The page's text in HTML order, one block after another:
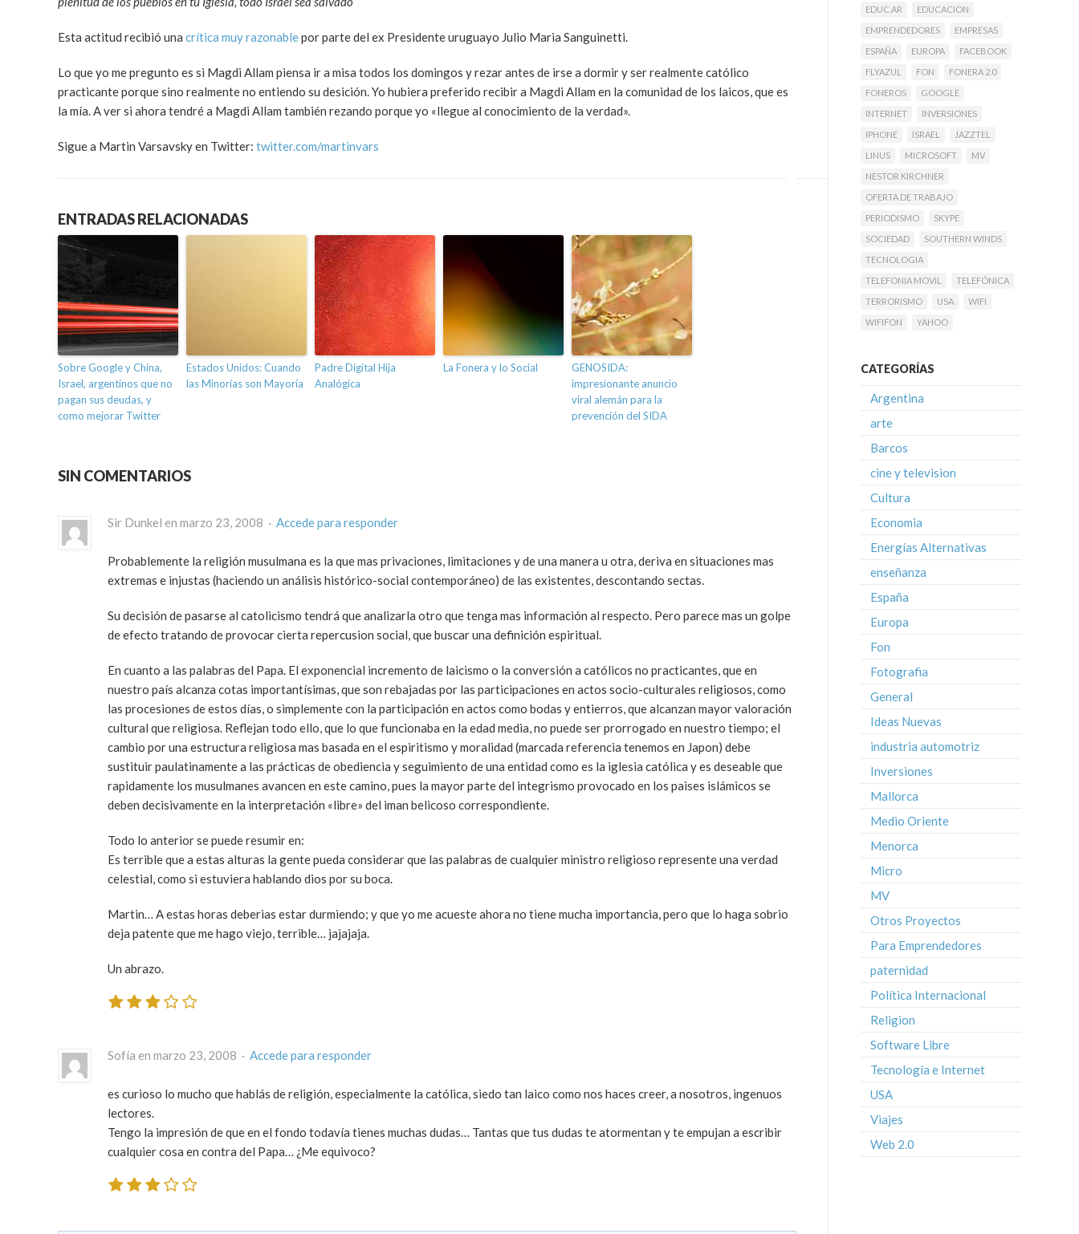
Esta actitud recibió una crítica muy razonablepor parte del ex Presidente uruguayo Julio Maria Sanguinetti.
Lo que yo me pregunto es si Magdi Allam piensa ir a misa todos los domingos y rezar antes de irse a dormir y ser realmente católico
practicante porque sino realmente no entiendo su desición. Yo hubiera preferido recibir a Magdi Allam en la comunidad de los laicos, que es
la mía. A ver si ahora tendré a Magdi Allam también rezando porque yo «llegue al conocimiento de la verdad».
Sigue a Martin Varsavsky en Twitter: twitter.com/martinvars
ENTRADAS RELACIONADAS
Sobre Google y China,
Israel, argentinos que no
pagan sus deudas, y
como mejorar Twitter
Estados Unidos: Cuando
las Minorías son Mayoría
Padre Digital Hija
Analógica
La Fonera y lo Social
GENOSIDA:
impresionante anuncio
viral alemán para la
prevención del SIDA
SIN COMENTARIOS
Sir Dunkel en marzo 23, 2008 · Accede para responder
Probablemente la religión musulmana es la que mas privaciones, limitaciones y de una manera u otra, deriva en situaciones mas
extremas e injustas (haciendo un análisis histórico-social contemporáneo) de las existentes, descontando sectas.
Su decisión de pasarse al catolicismo tendrá que analizarla otro que tenga mas información al respecto. Pero parece mas un golpe
de efecto tratando de provocar cierta repercusion social, que buscar una definición espiritual.
En cuanto a las palabras del Papa. El exponencial incremento de laicismo o la conversión a católicos no practicantes, que en
nuestro país alcanza cotas importantísimas, que son rebajadas por las participaciones en actos socio-culturales religiosos, como
las procesiones de estos días, o simplemente con la participación en actos como bodas y entierros, que alcanzan mayor valoración
cultural que religiosa. Reflejan todo ello, que lo que funcionaba en la edad media, no puede ser prorrogado en nuestro tiempo; el
cambio por una estructura religiosa mas basada en el espiritismo y moralidad (marcada referencia tenemos en Japon) debe
sustituir paulatinamente a las prácticas de obediencia y seguimiento de una entidad como es la iglesia católica y es deseable que
rapidamente los musulmanes avancen en este camino, pues la mayor parte del integrismo provocado en los paises islámicos se
deben decisivamente en la interpretación «libre» del iman belicoso correspondiente.
Todo lo anterior se puede resumir en:
Es terrible que a estas alturas la gente pueda considerar que las palabras de cualquier ministro religioso represente una verdad
celestial, como si estuviera hablando dios por su boca.
Martin… A estas horas deberias estar durmiendo; y que yo me acueste ahora no tiene mucha importancia, pero que lo haga sobrio
deja patente que me hago viejo, terrible… jajajaja.
Un abrazo.
Sofía en marzo 23, 2008 · Accede para responder
es curioso lo mucho que hablás de religión, especialmente la católica, siedo tan laico como nos haces creer, a nosotros, ingenuos
lectores.
Tengo la impresión de que en el fondo todavía tienes muchas dudas… Tantas que tus dudas te atormentan y te empujan a escribir
cualquier cosa en contra del Papa… ¿Me equivoco?
EDUC.AR
EDUCACION
EMPRENDEDORES
EMPRESAS
ESPAÑA
EUROPA
FACEBOOK
FLYAZUL
FON
FONERA 2.0
FONEROS
GOOGLE
INTERNET
INVERSIONES
IPHONE
ISRAEL
JAZZTEL
LINUS
MICROSOFT
MV
NESTOR KIRCHNER
OFERTA DE TRABAJO
PERIODISMO
SKYPE
SOCIEDAD
SOUTHERN WINDS
TECNOLOGIA
TELEFONIA MOVIL
TELEFÓNICA
TERRORISMO
USA
WIFI
WIFIFON
YAHOO
CATEGORÍAS
Argentina
arte
Barcos
cine y television
Cultura
Economia
Energías Alternativas
enseñanza
España
Europa
Fon
Fotografia
General
Ideas Nuevas
industria automotriz
Inversiones
Mallorca
Medio Oriente
Menorca
Micro
MV
Otros Proyectos
Para Emprendedores
paternidad
Política Internacional
Religion
Software Libre
Tecnología e Internet
USA
Viajes
Web 2.0